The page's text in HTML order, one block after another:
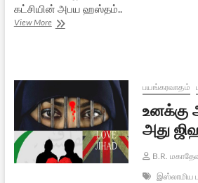
கட்சியின் அபய ஹஸ்தம்..
View Moreதிரிசூலம்
பயங்கரவாதம்
உனக்கு
அது
B.R.
இஸ்லாமிய